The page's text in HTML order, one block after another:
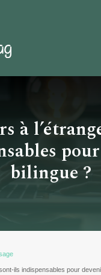
à
bilingue ?
ils indispensables pour